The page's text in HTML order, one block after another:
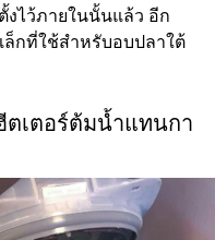
งไว้ภายในนั้นแล้ว อีก
กที่ใช้สำหรับอบปลาใต้
เตอร์ต้มน้ำแทนกา